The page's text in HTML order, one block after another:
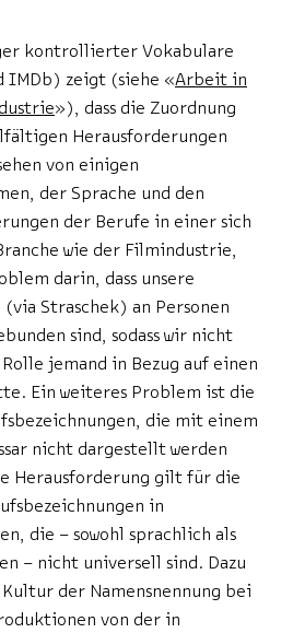
kontrollierter Vokabulare
IMDb) zeigt (siehe «Arbeit in
»), dass die Zuordnung
Herausforderungen
von einigen
der Sprache und den
der Berufe in einer sich
wie der Filmindustrie,
darin, dass unsere
Straschek) an Personen
sind, sodass wir nicht
Rolle jemand in Bezug auf einen
Ein weiteres Problem ist die
die mit einem
nicht dargestellt werden
Herausforderung gilt für die
in
die – sowohl sprachlich als
– nicht universell sind. Dazu
der Namensnennung bei
von der in